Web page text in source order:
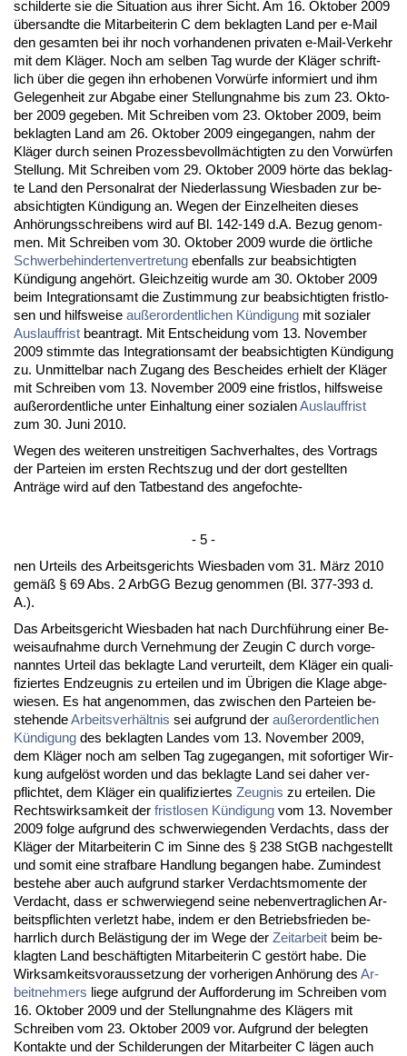
schil­der­te sie die Si­tua­ti­on aus ih­rer Sicht. Am 16. Ok­to­ber 2009
über­sand­te die Mit­ar­bei­te­rin C dem be­klag­ten Land per e-Mail
den ge­sam­ten bei ihr noch vor­han­de­nen pri­va­ten e-Mail-Ver­kehr
mit dem Kläger. Noch am sel­ben Tag wur­de der Kläger schrift­
lich über die ge­gen ihn er­ho­be­nen Vorwürfe in­for­miert und ihm
Ge­le­gen­heit zur Ab­ga­be ei­ner Stel­lung­nah­me bis zum 23. Ok­to­
ber 2009 ge­ge­ben. Mit Schrei­ben vom 23. Ok­to­ber 2009, beim
be­klag­ten Land am 26. Ok­to­ber 2009 ein­ge­gan­gen, nahm der
Kläger durch sei­nen Pro­zess­be­vollmäch­tig­ten zu den Vorwürfen
Stel­lung. Mit Schrei­ben vom 29. Ok­to­ber 2009 hörte das be­klag­
te Land den Per­so­nal­rat der Nie­der­las­sung Wies­ba­den zur be­
ab­sich­tig­ten Kündi­gung an. We­gen der Ein­zel­hei­ten die­ses
Anhörungs­schrei­bens wird auf Bl. 142-149 d.A. Be­zug ge­nom­
men. Mit Schrei­ben vom 30. Ok­to­ber 2009 wur­de die ört­li­che
Schwer­be­hin­der­ten­ver­tre­tung eben­falls zur be­ab­sich­tig­ten
Kündi­gung an­gehört. Gleich­zei­tig wur­de am 30. Ok­to­ber 2009
beim In­te­gra­ti­ons­amt die Zu­stim­mung zur be­ab­sich­tig­ten frist­lo­
sen und hilfs­wei­se außer­or­dent­li­chen Kündi­gung mit so­zia­ler
Aus­lauf­frist be­an­tragt. Mit Ent­schei­dung vom 13. No­vem­ber
2009 stimm­te das In­te­gra­ti­ons­amt der be­ab­sich­tig­ten Kündi­gung
zu. Un­mit­tel­bar nach Zu­gang des Be­schei­des er­hielt der Kläger
mit Schrei­ben vom 13. No­vem­ber 2009 ei­ne frist­los, hilfs­wei­se
außer­or­dent­li­che un­ter Ein­hal­tung ei­ner so­zia­lenAus­lauf­frist
zum 30. Ju­ni 2010.
We­gen des wei­te­ren un­strei­ti­gen Sach­ver­hal­tes, des Vor­trags
der Par­tei­en im ers­ten Rechts­zug und der dort ge­stell­ten
Anträge wird auf den Tat­be­stand des an­ge­foch­te-
- 5 -
nen Ur­teils des Ar­beits­ge­richts Wies­ba­den vom 31. März 2010
gemäß § 69 Abs. 2 ArbGG Be­zug ge­nom­men (Bl. 377-393 d.
A.).
Das Ar­beits­ge­richt Wies­ba­den hat nach Durchführung ei­ner Be­
weis­auf­nah­me durch Ver­neh­mung der Zeu­gin C durch vor­ge­
nann­tes Ur­teil das be­klag­te Land ver­ur­teilt, dem Kläger ein qua­li­
fi­zier­tes End­zeug­nis zu er­tei­len und im Übri­gen die Kla­ge ab­ge­
wie­sen. Es hat an­ge­nom­men, das zwi­schen den Par­tei­en be­
ste­hen­deAr­beits­verhält­nis sei auf­grund der außer­or­dent­li­chen
Kündi­gung des be­klag­ten Lan­des vom 13. No­vem­ber 2009,
dem Kläger noch am sel­ben Tag zu­ge­gan­gen, mit so­for­ti­ger Wir­
kung auf­gelöst wor­den und das be­klag­te Land sei da­her ver­
pflich­tet, dem Kläger ein qua­li­fi­zier­tes Zeug­nis zu er­tei­len. Die
Rechts­wirk­sam­keit der frist­lo­sen Kündi­gung vom 13. No­vem­ber
2009 fol­ge auf­grund des schwer­wie­gen­den Ver­dachts, dass der
Kläger der Mit­ar­bei­te­rin C im Sin­ne des § 238 StGB nach­ge­stellt
und so­mit ei­ne straf­ba­re Hand­lung be­gan­gen ha­be. Zu­min­dest
be­ste­he aber auch auf­grund star­ker Ver­dachts­mo­men­te der
Ver­dacht, dass er schwer­wie­gend sei­ne ne­ben­ver­trag­li­chen Ar­
beits­pflich­ten ver­letzt ha­be, in­dem er den Be­triebs­frie­den be­
harr­lich durch Belästi­gung der im We­ge der Zeit­ar­beit beim be­
klag­ten Land beschäftig­ten Mit­ar­bei­te­rin C gestört ha­be. Die
Wirk­sam­keits­vor­aus­set­zung der vor­he­ri­gen Anhörung des Ar­
beit­neh­mers lie­ge auf­grund der Auf­for­de­rung im Schrei­ben vom
16. Ok­to­ber 2009 und der Stel­lung­nah­me des Klägers mit
Schrei­ben vom 23. Ok­to­ber 2009 vor. Auf­grund der be­leg­ten
Kon­tak­te und der Schil­de­run­gen der Mit­ar­bei­ter C lägen auch